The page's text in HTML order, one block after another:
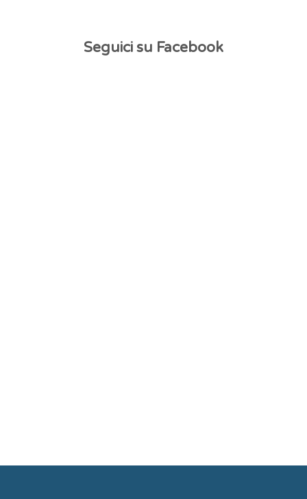
Seguici su Facebook